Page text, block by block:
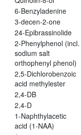
6-Benzyladenine
3-decen-2-one
24-Epibrassinolide
2-Phenylphenol (incl.
sodium salt
orthophenyl phenol)
2,5-Dichlorobenzoic
acid methylester
2,4-DB
2,4-D
1-Naphthylacetic
acid (1-NAA)